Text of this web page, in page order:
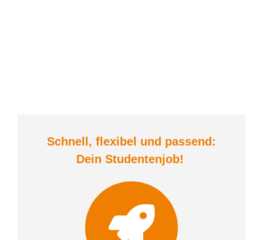
Schnell, flexibel und passend:
Dein Studentenjob!